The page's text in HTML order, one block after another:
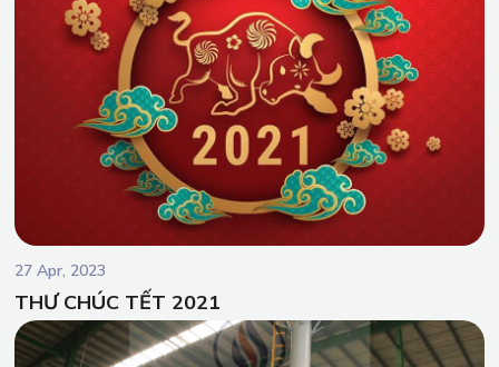
27 Apr, 2023
THƯ CHÚC TẾT 2021